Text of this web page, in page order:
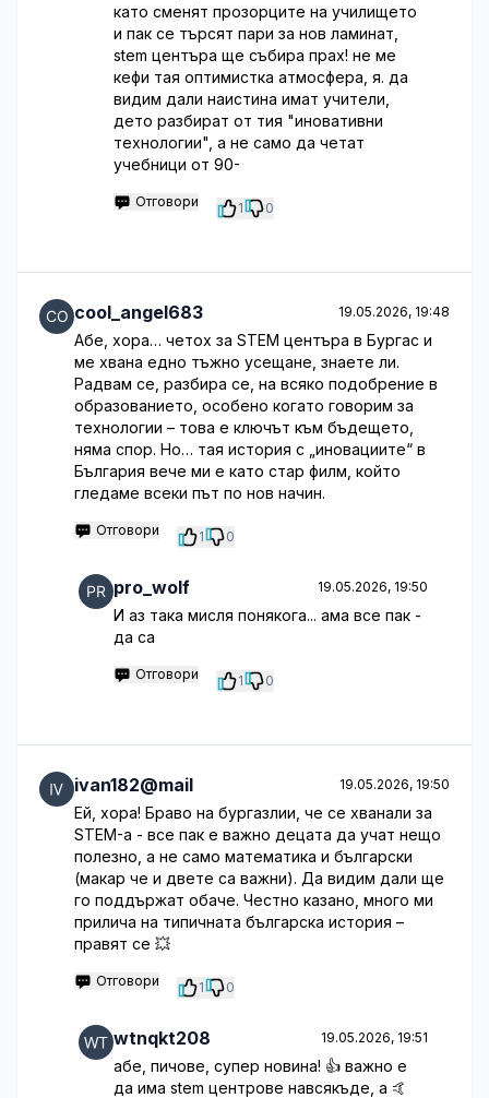
като сменят прозорците на училището
и пак се търсят пари за нов ламинат,
stem центъра ще събира прах! не ме
кефи тая оптимистка атмосфера, я. да
видим дали наистина имат учители,
дето разбират от тия "иновативни
технологии", а не само да четат
учебници от 90-
Отговори 1 0
cool_angel683 19.05.2026, 19:48
Абе, хора… четох за STEM центъра в Бургас и
ме хвана едно тъжно усещане, знаете ли.
Радвам се, разбира се, на всяко подобрение в
образованието, особено когато говорим за
технологии – това е ключът към бъдещето,
няма спор. Но… тая история с „иновациите“ в
България вече ми е като стар филм, който
гледаме всеки път по нов начин.
Отговори 1 0
pro_wolf 19.05.2026, 19:50
И аз така мисля понякога... ама все пак -
да са
Отговори 1 0
ivan182@mail 19.05.2026, 19:50
Ей, хора! Браво на бургазлии, че се хванали за
STEM-а - все пак е важно децата да учат нещо
полезно, а не само математика и български
(макар че и двете са важни). Да видим дали ще
го поддържат обаче. Честно казано, много ми
прилича на типичната българска история –
правят се 💥
Отговори 1 0
wtnqkt208 19.05.2026, 19:51
абе, пичове, супер новина! 👍 важно е
да има stem центрове навсякъде, а 🤙